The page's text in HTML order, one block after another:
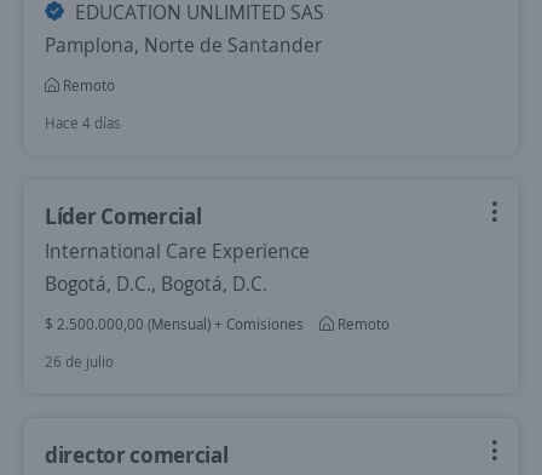
EDUCATION UNLIMITED SAS
Pamplona, Norte de Santander
Remoto
Hace 4 días
Líder Comercial
International Care Experience
Bogotá, D.C., Bogotá, D.C.
$ 2.500.000,00 (Mensual) + Comisiones
Remoto
26 de julio
director comercial